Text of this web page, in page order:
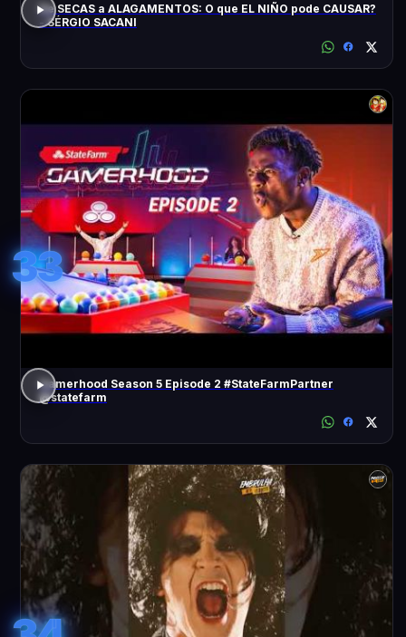
De SECAS a ALAGAMENTOS: O que EL NIÑO pode CAUSAR?
- SÉRGIO SACANI
33
Gamerhood Season 5 Episode 2 #StateFarmPartner
@statefarm